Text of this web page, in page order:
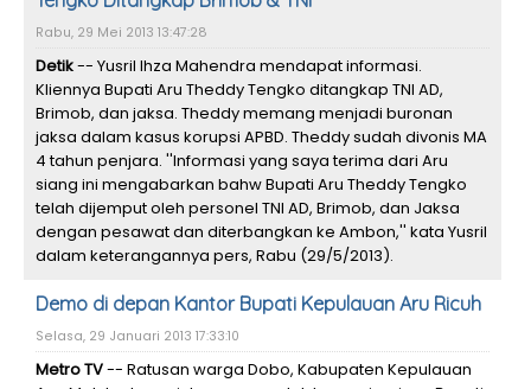
Rabu, 29 Mei 2013 13:47:28
Detik-- Yusril Ihza Mahendra mendapat informasi.
Kliennya Bupati Aru Theddy Tengko ditangkap TNI AD,
Brimob, dan jaksa. Theddy memang menjadi buronan
jaksa dalam kasus korupsi APBD. Theddy sudah divonis MA
4 tahun penjara. ''Informasi yang saya terima dari Aru
siang ini mengabarkan bahw Bupati Aru Theddy Tengko
telah dijemput oleh personel TNI AD, Brimob, dan Jaksa
dengan pesawat dan diterbangkan ke Ambon,'' kata Yusril
dalam keterangannya pers, Rabu (29/5/2013).
Demo di depan Kantor Bupati Kepulauan Aru Ricuh
Selasa, 29 Januari 2013 17:33:10
Metro TV-- Ratusan warga Dobo, Kabupaten Kepulauan